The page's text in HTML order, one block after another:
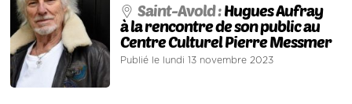
Saint-Avold :Hugues Aufray
à la rencontre de son public au
Centre Culturel Pierre Messmer
Publié le lundi 13 novembre 2023